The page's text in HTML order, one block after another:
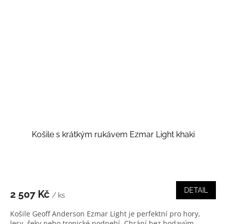
Košile s krátkým rukávem Ezmar Light khaki
2 507 Kč / ks
DETAIL
Košile Geoff Anderson Ezmar Light je perfektní pro hory,